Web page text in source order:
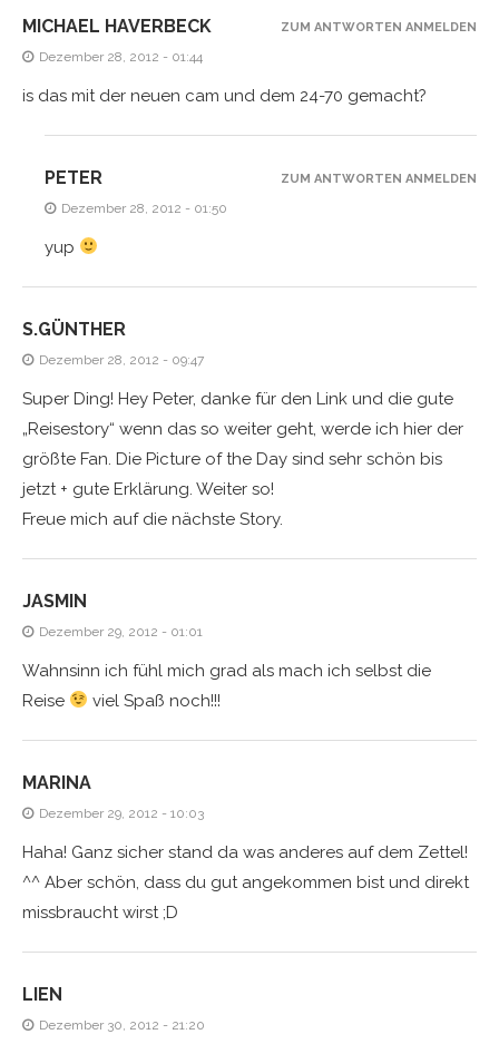
MICHAEL HAVERBECK
Dezember 28, 2012 - 01:44
is das mit der neuen cam und dem 24-70 gemacht?
ZUM ANTWORTEN ANMELDEN
PETER
Dezember 28, 2012 - 01:50
yup
ZUM ANTWORTEN ANMELDEN
S.GÜNTHER
Dezember 28, 2012 - 09:47
Super Ding! Hey Peter, danke für den Link und die gute
„Reisestory“ wenn das so weiter geht, werde ich hier der
größte Fan. Die Picture of the Day sind sehr schön bis
jetzt + gute Erklärung. Weiter so!
Freue mich auf die nächste Story.
JASMIN
Dezember 29, 2012 - 01:01
Wahnsinn ich fühl mich grad als mach ich selbst die
Reise
viel Spaß noch!!!
MARINA
Dezember 29, 2012 - 10:03
Haha! Ganz sicher stand da was anderes auf dem Zettel!
^^ Aber schön, dass du gut angekommen bist und direkt
missbraucht wirst ;D
LIEN
Dezember 30, 2012 - 21:20